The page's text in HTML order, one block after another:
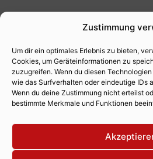
Zustimmung
Um dir ein optimales Erlebnis zu bieten,
Cookies, um Geräteinformationen zu
zuzugreifen. Wenn du diesen
wie das Surfverhalten oder eindeutige IDs
Wenn du deine Zustimmung nicht erteilst
bestimmte Merkmale und Funktionen
Fotoservice
Werbung